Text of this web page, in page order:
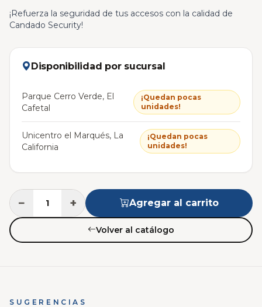
¡Refuerza la seguridad de tus accesos con la calidad de
Candado Security!
Disponibilidad por sucursal
Parque Cerro Verde, El
Cafetal
¡Quedan pocas
unidades!
Unicentro el Marqués, La
California
¡Quedan pocas
unidades!
− + Agregar al carrito
Volver al catálogo
SUGERENCIAS